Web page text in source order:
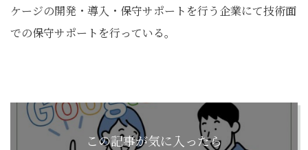
ケージの開発・導入・保守サポートを行う企業にて技術面
での保守サポートを行っている。
この記事が気に入ったら